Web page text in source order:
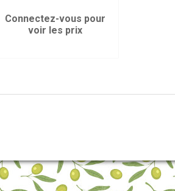
Connectez-vous pour
voir les prix